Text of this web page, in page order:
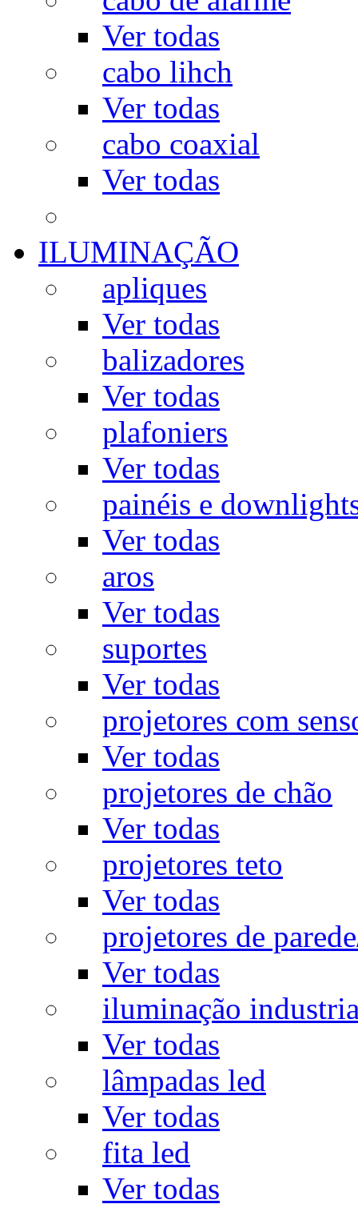
Ver todas
cabo lihch
Ver todas
cabo coaxial
Ver todas
ILUMINAÇÃO
apliques
Ver todas
balizadores
Ver todas
plafoniers
Ver todas
painéis e
Ver todas
aros
Ver todas
suportes
Ver todas
projetores com
Ver todas
projetores de chão
Ver todas
projetores teto
Ver todas
projetores de
Ver todas
iluminação
Ver todas
lâmpadas led
Ver todas
fita led
Ver todas